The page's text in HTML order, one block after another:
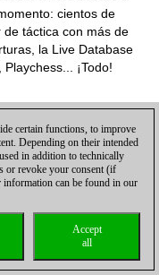
cientos de
táctica con más de
la Live Database
¡Todo!
certain functions, to improve
Depending on their intended
in addition to technically
or revoke your consent (if
can be found in our
Accept
all